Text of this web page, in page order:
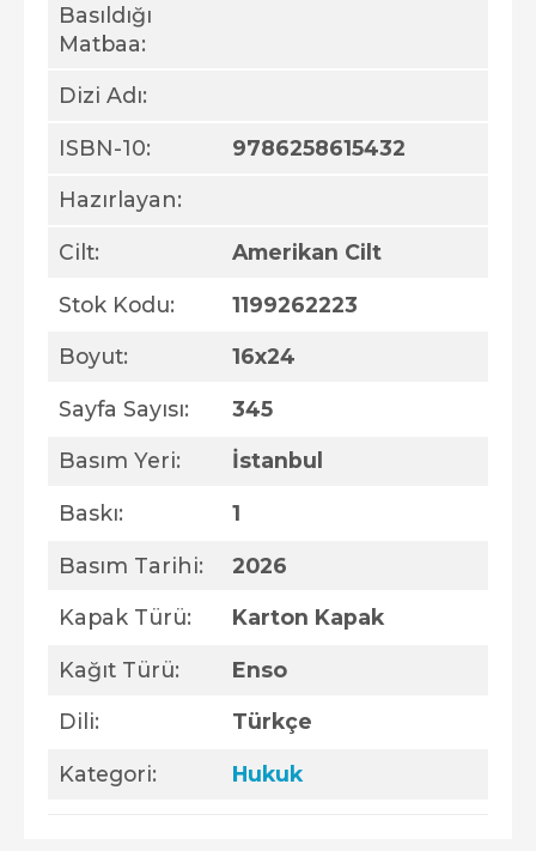
Basıldığı
Matbaa:
Dizi Adı:
ISBN-10: 9786258615432
Hazırlayan:
Cilt: Amerikan Cilt
Stok Kodu: 1199262223
Boyut: 16x24
Sayfa Sayısı: 345
Basım Yeri: İstanbul
Baskı: 1
Basım Tarihi: 2026
Kapak Türü: Karton Kapak
Kağıt Türü: Enso
Dili: Türkçe
Kategori: Hukuk